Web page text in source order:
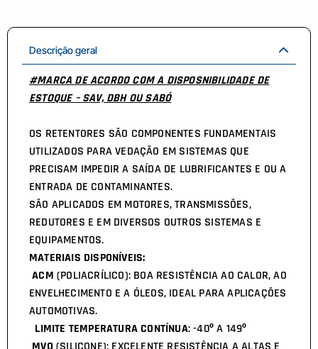
Descrição geral
#MARCA DE ACORDO COM A DISPOSNIBILIDADE DE
ESTOQUE – SAV, DBH OU SABÓ
OS RETENTORES SÃO COMPONENTES FUNDAMENTAIS
UTILIZADOS PARA VEDAÇÃO EM SISTEMAS QUE
PRECISAM IMPEDIR A SAÍDA DE LUBRIFICANTES E OU A
ENTRADA DE CONTAMINANTES.
SÃO APLICADOS EM MOTORES, TRANSMISSÕES,
REDUTORES E EM DIVERSOS OUTROS SISTEMAS E
EQUIPAMENTOS.
MATERIAIS DISPONÍVEIS:
ACM (POLIACRÍLICO): BOA RESISTÊNCIA AO CALOR, AO
ENVELHECIMENTO E A ÓLEOS, IDEAL PARA APLICAÇÕES
AUTOMOTIVAS.
LIMITE TEMPERATURA CONTÍNUA: -40º A 149º